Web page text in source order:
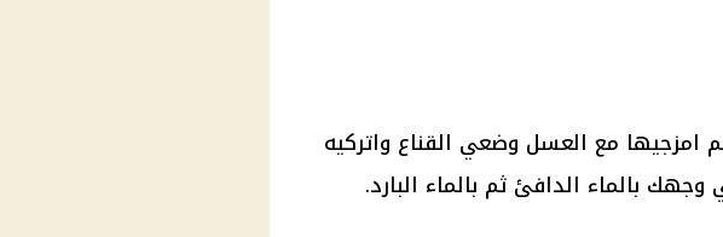
امزجيها مع العسل وضعي القناع واتركيه